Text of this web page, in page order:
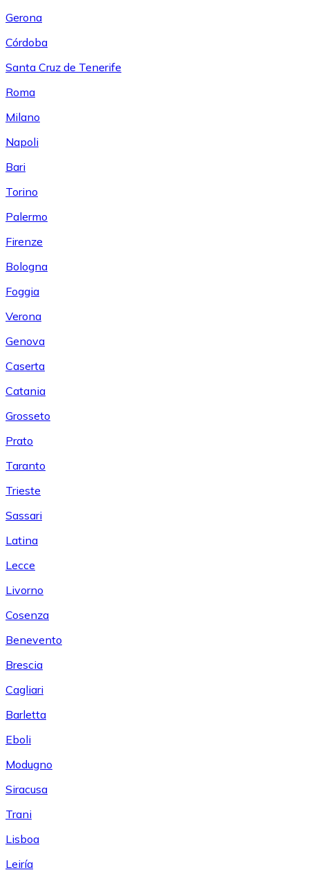
Gerona
Córdoba
Santa Cruz de Tenerife
Roma
Milano
Napoli
Bari
Torino
Palermo
Firenze
Bologna
Foggia
Verona
Genova
Caserta
Catania
Grosseto
Prato
Taranto
Trieste
Sassari
Latina
Lecce
Livorno
Cosenza
Benevento
Brescia
Cagliari
Barletta
Eboli
Modugno
Siracusa
Trani
Lisboa
Leiría